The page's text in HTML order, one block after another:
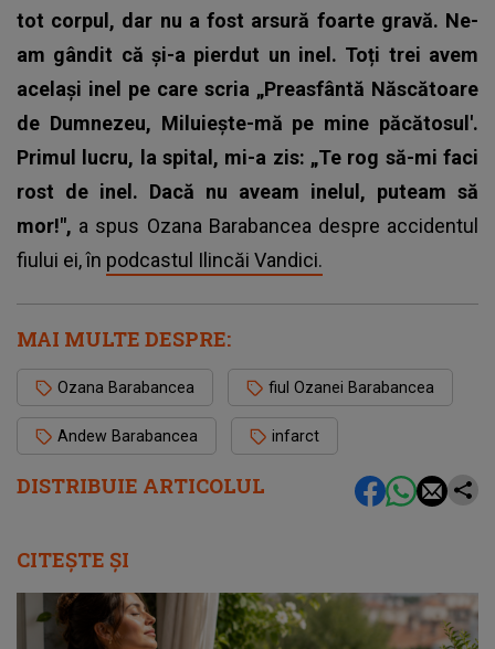
DISTRIBUIE ARTICOLUL
tot corpul, dar nu a fost arsură foarte gravă. Ne-
am gândit că și-a pierdut un inel. Toți trei avem
același inel pe care scria „Preasfântă Născătoare
de Dumnezeu, Miluiește-mă pe mine păcătosul'.
Primul lucru, la spital, mi-a zis: „Te rog să-mi faci
rost de inel. Dacă nu aveam inelul, puteam să
mor!", a spus Ozana Barabancea despre accidentul
fiului ei, în podcastul Ilincăi Vandici.
MAI MULTE DESPRE:
Ozana Barabancea fiul Ozanei Barabancea
Andew Barabancea infarct
CITEȘTE ȘI